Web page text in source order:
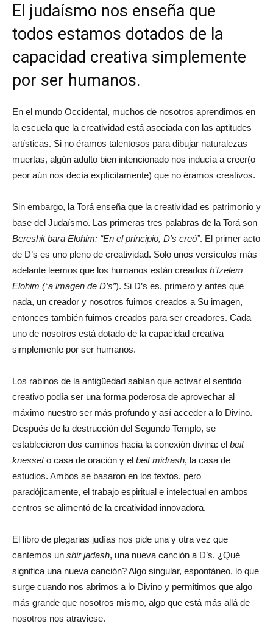
El judaísmo nos enseña que
todos estamos dotados de la
capacidad creativa simplemente
por ser humanos.
En el mundo Occidental, muchos de nosotros aprendimos en
la escuela que la creatividad está asociada con las aptitudes
artísticas. Si no éramos talentosos para dibujar naturalezas
muertas, algún adulto bien intencionado nos inducía a creer(o
peor aún nos decía explícitamente) que no éramos creativos.
Sin embargo, la Torá enseña que la creatividad es patrimonio y
base del Judaísmo. Las primeras tres palabras de la Torá son
Bereshit bara Elohim: “En el principio, D’s creó”. El primer acto
de D’s es uno pleno de creatividad. Solo unos versículos más
adelante leemos que los humanos están creados b’tzelem
Elohim (“a imagen de D’s”). Si D’s es, primero y antes que
nada, un creador y nosotros fuimos creados a Su imagen,
entonces también fuimos creados para ser creadores. Cada
uno de nosotros está dotado de la capacidad creativa
simplemente por ser humanos.
Los rabinos de la antigüedad sabían que activar el sentido
creativo podía ser una forma poderosa de aprovechar al
máximo nuestro ser más profundo y así acceder a lo Divino.
Después de la destrucción del Segundo Templo, se
establecieron dos caminos hacia la conexión divina: el beit
knesseto casa de oración y el beit midrash, la casa de
estudios. Ambos se basaron en los textos, pero
paradójicamente, el trabajo espiritual e intelectual en ambos
centros se alimentó de la creatividad innovadora.
El libro de plegarias judías nos pide una y otra vez que
cantemos un shir jadash, una nueva canción a D’s. ¿Qué
significa una nueva canción? Algo singular, espontáneo, lo que
surge cuando nos abrimos a lo Divino y permitimos que algo
más grande que nosotros mismo, algo que está más allá de
nosotros nos atraviese.